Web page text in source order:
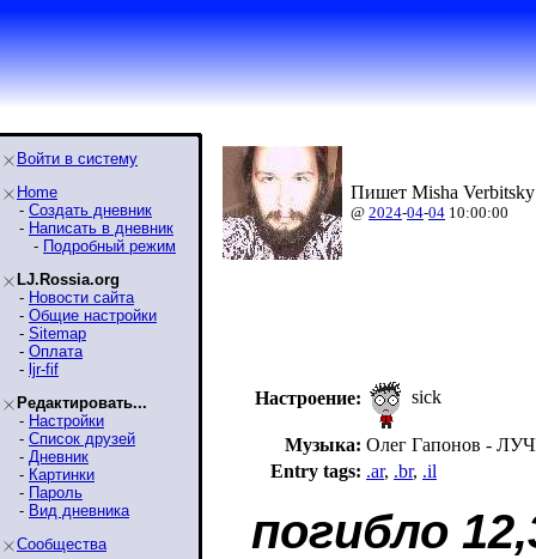
Войти в систему
Home
- Создать дневник
- Написать в дневник
- Подробный режим
LJ.Rossia.org
- Новости сайта
- Общие настройки
- Sitemap
- Оплата
- ljr-fif
Редактировать...
- Настройки
- Список друзей
- Дневник
- Картинки
- Пароль
- Вид дневника
Сообщества
Пишет Misha
@ 2024-04-04 10:00:00
Настроение: sick
Музыка: Олег Гапонов -
Entry tags: .ar, .br, .il
погибло